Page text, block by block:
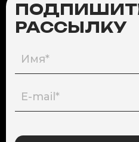
РАССЫЛКУ